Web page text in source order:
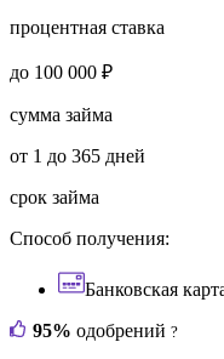
процентная ставка
до 100 000 ₽
сумма займа
от 1 до 365 дней
срок займа
Способ получения:
Банковская
95% одобрений ?